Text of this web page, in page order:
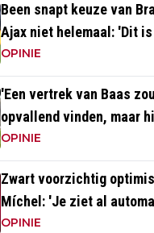
Been snapt keuze van
Ajax niet helemaal: 'Dit is
wat makkelijker'
OPINIE
'Een vertrek van Baas
opvallend vinden, maar
van de rekening van de
Blind'
OPINIE
Zwart voorzichtig
Míchel: 'Je ziet al
patronen terug, maar...'
OPINIE